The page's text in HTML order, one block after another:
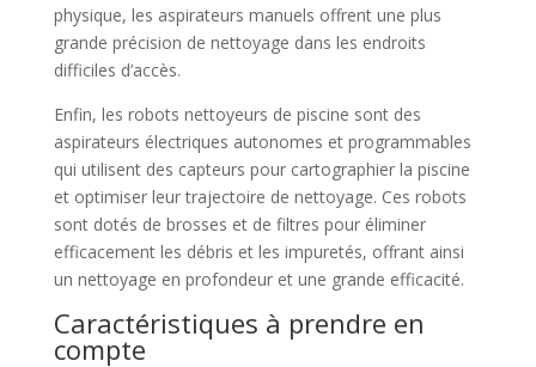
physique, les aspirateurs manuels offrent une plus
grande précision de nettoyage dans les endroits
difficiles d’accès.
Enfin, les robots nettoyeurs de piscine sont des
aspirateurs électriques autonomes et programmables
qui utilisent des capteurs pour cartographier la piscine
et optimiser leur trajectoire de nettoyage. Ces robots
sont dotés de brosses et de filtres pour éliminer
efficacement les débris et les impuretés, offrant ainsi
un nettoyage en profondeur et une grande efficacité.
Caractéristiques à prendre en
compte